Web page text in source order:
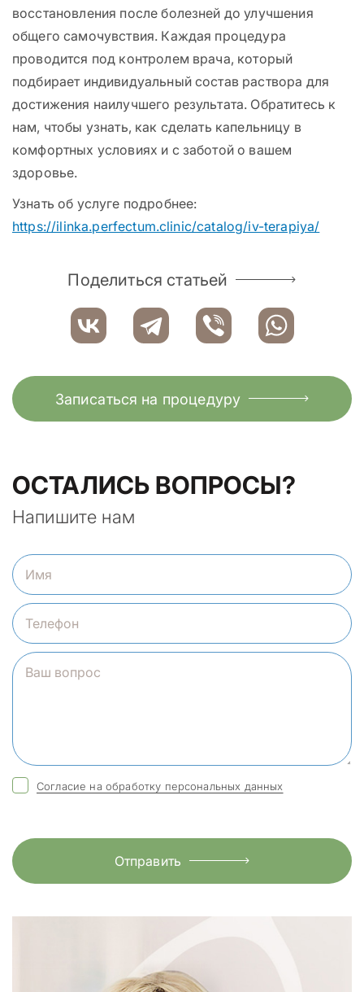
восстановления после болезней до улучшения
общего самочувствия. Каждая процедура
проводится под контролем врача, который
подбирает индивидуальный состав раствора для
достижения наилучшего результата. Обратитесь к
нам, чтобы узнать, как сделать капельницу в
комфортных условиях и с заботой о вашем
здоровье.
Узнать об услуге подробнее:
https://ilinka.perfectum.clinic/catalog/iv-terapiya/
Поделиться статьей
Записаться на процедуру
ОСТАЛИСЬ ВОПРОСЫ?
Напишите нам
Согласие на обработку персональных данных
Отправить